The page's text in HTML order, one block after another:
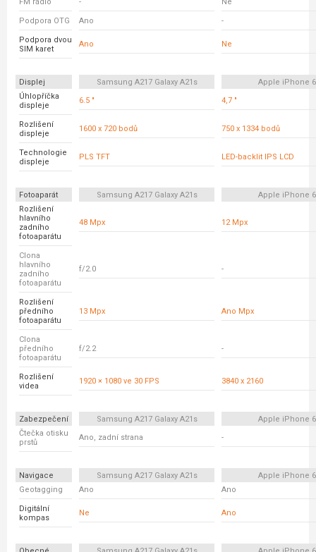
Podpora OTG Ano -
Podpora dvou
SIM karet
Ano Ne
Displej Samsung A217 Galaxy A21s
Apple iPhone
Úhlopříčka
displeje
6.5 " 4,7 "
Rozlišení
displeje
1600 x 720 bodů 750 x 1334 bodů
Technologie
displeje
PLS TFT LED-backlit IPS LCD
Fotoaparát Samsung A217 Galaxy A21s
Apple iPhone
Rozlišení
hlavního
zadního
fotoaparátu
48 Mpx 12 Mpx
Clona
hlavního
zadního
fotoaparátu
f/2.0 -
Rozlišení
předního
fotoaparátu
13 Mpx Ano Mpx
Clona
předního
fotoaparátu
f/2.2 -
Rozlišení
videa
1920 × 1080 ve 30 FPS 3840 x 2160
Zabezpečení Samsung A217 Galaxy A21s
Apple iPhone
Čtečka otisku
prstů
Ano, zadní strana -
Navigace Samsung A217 Galaxy A21s
Apple iPhone
Geotagging
Ano Ano
Digitální
kompas
Ne Ano